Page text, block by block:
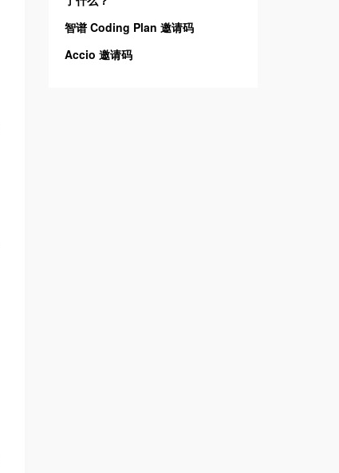
智谱 Coding Plan 邀请码
Accio 邀请码